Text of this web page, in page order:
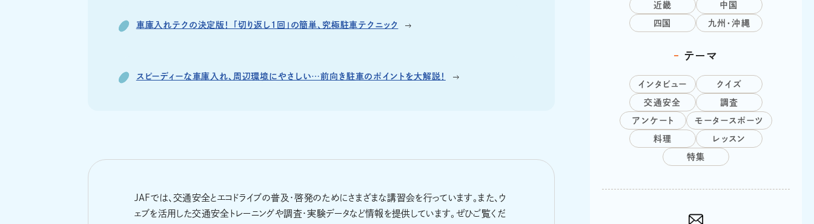
車庫入れテクの決定版！ 「切り返し1回」の簡単、究極駐車テクニック
スピーディーな車庫入れ、周辺環境にやさしい…前向き駐車のポイントを大解説！
JAFでは、交通安全とエコドライブの普及・啓発のためにさまざまな講習会を行っています。また、ウ
ェブを活用した交通安全トレーニングや調査・実験データなど情報を提供しています。ぜひご覧くだ
近畿 中国
四国 九州・沖縄
テーマ
インタビュー クイズ
交通安全 調査
アンケート モータースポーツ
料理 レッスン
特集